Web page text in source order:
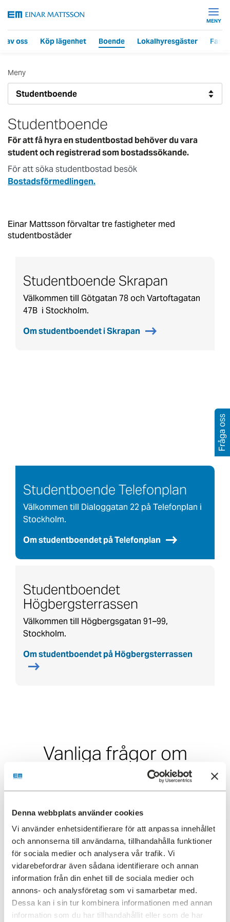
Denna webbplats använder cookies
Vi använder enhetsidentifierare för att anpassa innehållet
och annonserna till användarna, tillhandahålla funktioner
för sociala medier och analysera vår trafik. Vi
vidarebefordrar även sådana identifierare och annan
information från din enhet till de sociala medier och
annons- och analysföretag som vi samarbetar med.
Dessa kan i sin tur kombinera informationen med annan
information som du har tillhandahållit eller som de har
MENY
av oss Köp lägenhet Boende Lokalhyresgäster
Meny
Studentboende
För att få hyra en studentbostad behöver du vara
student och registrerad som bostadssökande.
För att söka studentbostad besök
Bostadsförmedlingen.
Einar Mattsson förvaltar tre fastigheter med
studentbostäder
Studentboende Skrapan
Välkommen till Götgatan 78 och Vartoftagatan
47B i Stockholm.
Om studentboendet i Skrapan
Studentboende Telefonplan
Välkommen till Dialoggatan 22 på Telefonplan i
Stockholm.
Om studentboendet på Telefonplan
Studentboendet
Högbergsterrassen
Välkommen till Högbergsgatan 91–99,
Stockholm.
Om studentboendet på Högbergsterrassen
Vanliga frågor om
studentboende
När kan jag flytta in?
Varför är mitt kontrakt värdefullt?
När kan jag hämta mina nycklar?
Fråga oss